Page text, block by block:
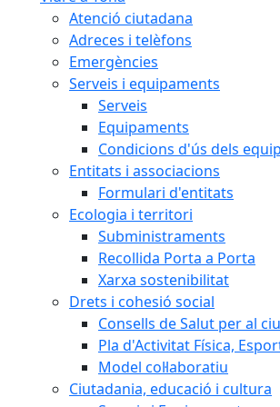
Atenció ciutadana
Adreces i telèfons
Emergències
Serveis i equipaments
Serveis
Equipaments
Condicions d'ús dels
Entitats i associacions
Formulari d'entitats
Ecologia i territori
Subministraments
Recollida Porta a Porta
Xarxa sostenibilitat
Drets i cohesió social
Consells de Salut per al
Pla d'Activitat Física,
Model col·laboratiu
Ciutadania, educació i cultura